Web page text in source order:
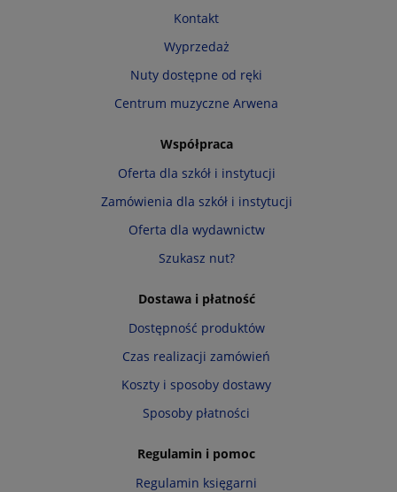
Kontakt
Wyprzedaż
Nuty dostępne od ręki
Centrum muzyczne Arwena
Współpraca
Oferta dla szkół i instytucji
Zamówienia dla szkół i instytucji
Oferta dla wydawnictw
Szukasz nut?
Dostawa i płatność
Dostępność produktów
Czas realizacji zamówień
Koszty i sposoby dostawy
Sposoby płatności
Regulamin i pomoc
Regulamin księgarni